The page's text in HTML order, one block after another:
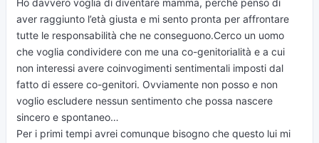
Ho davvero voglia di diventare mamma, perché penso di
aver raggiunto l’età giusta e mi sento pronta per affrontare
tutte le responsabilità che ne conseguono.Cerco un uomo
che voglia condividere con me una co-genitorialità e a cui
non interessi avere coinvogimenti sentimentali imposti dal
fatto di essere co-genitori. Ovviamente non posso e non
voglio escludere nessun sentimento che possa nascere
sincero e spontaneo…
Per i primi tempi avrei comunque bisogno che questo lui mi